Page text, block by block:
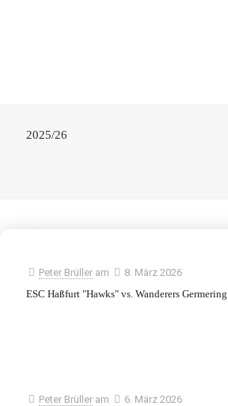
2025/26
Peter Brüller am
8. März 2026
ESC Haßfurt "Hawks" vs. Wanderers Germering
Peter Brüller am
6. März 2026